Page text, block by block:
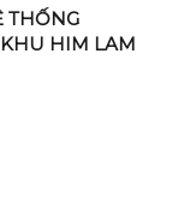
THỐNG
HIM LAM